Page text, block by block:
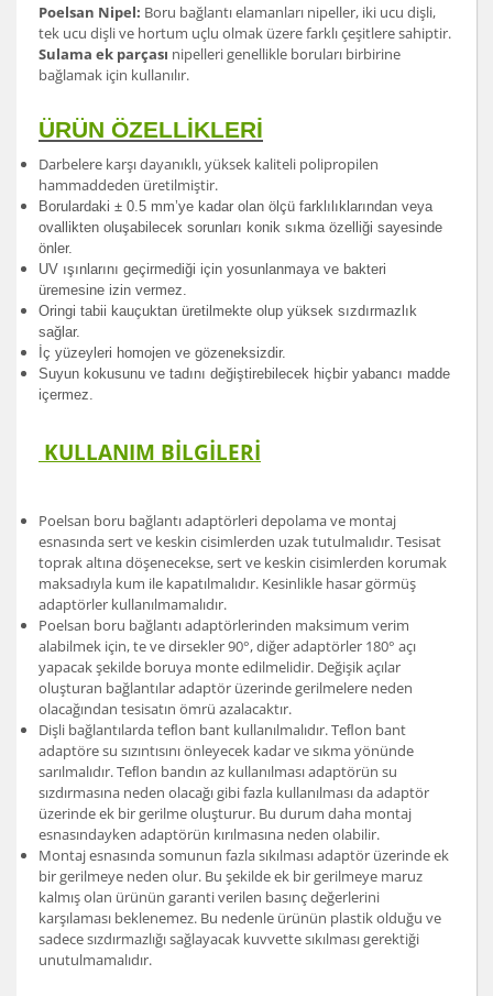
Poelsan Nipel: Boru bağlantı elamanları nipeller, iki ucu dişli,
tek ucu dişli ve hortum uçlu olmak üzere farklı çeşitlere sahiptir.
Sulama ek parçası nipelleri genellikle boruları birbirine
bağlamak için kullanılır.
ÜRÜN ÖZELLİKLERİ
Darbelere karşı dayanıklı, yüksek kaliteli polipropilen
hammaddeden üretilmiştir.
Borulardaki ± 0.5 mm’ye kadar olan ölçü farklılıklarından veya
ovallikten oluşabilecek sorunları konik sıkma özelliği sayesinde
önler.
UV ışınlarını geçirmediği için yosunlanmaya ve bakteri
üremesine izin vermez.
Oringi tabii kauçuktan üretilmekte olup yüksek sızdırmazlık
sağlar.
İç yüzeyleri homojen ve gözeneksizdir.
Suyun kokusunu ve tadını değiştirebilecek hiçbir yabancı madde
içermez.
KULLANIM BİLGİLERİ
Poelsan boru bağlantı adaptörleri depolama ve montaj
esnasında sert ve keskin cisimlerden uzak tutulmalıdır. Tesisat
toprak altına döşenecekse, sert ve keskin cisimlerden korumak
maksadıyla kum ile kapatılmalıdır. Kesinlikle hasar görmüş
adaptörler kullanılmamalıdır.
Poelsan boru bağlantı adaptörlerinden maksimum verim
alabilmek için, te ve dirsekler 90°, diğer adaptörler 180° açı
yapacak şekilde boruya monte edilmelidir. Değişik açılar
oluşturan bağlantılar adaptör üzerinde gerilmelere neden
olacağından tesisatın ömrü azalacaktır.
Dişli bağlantılarda teﬂon bant kullanılmalıdır. Teﬂon bant
adaptöre su sızıntısını önleyecek kadar ve sıkma yönünde
sarılmalıdır. Teﬂon bandın az kullanılması adaptörün su
sızdırmasına neden olacağı gibi fazla kullanılması da adaptör
üzerinde ek bir gerilme oluşturur. Bu durum daha montaj
esnasındayken adaptörün kırılmasına neden olabilir.
Montaj esnasında somunun fazla sıkılması adaptör üzerinde ek
bir gerilmeye neden olur. Bu şekilde ek bir gerilmeye maruz
kalmış olan ürünün garanti verilen basınç değerlerini
karşılaması beklenemez. Bu nedenle ürünün plastik olduğu ve
sadece sızdırmazlığı sağlayacak kuvvette sıkılması gerektiği
unutulmamalıdır.